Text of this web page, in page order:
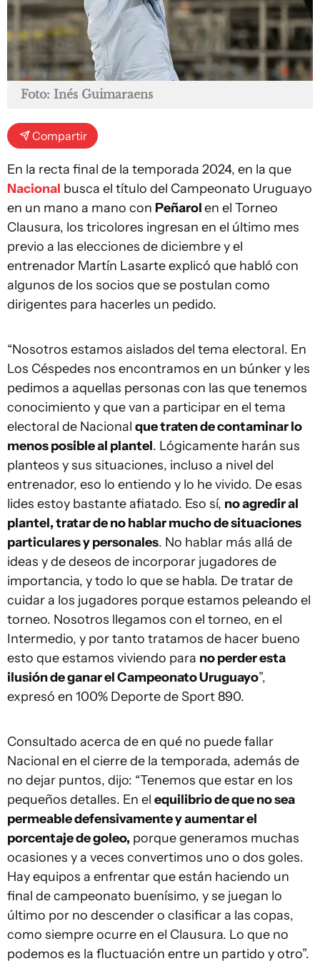
Foto: Inés Guimaraens
Compartir
En la recta final de la temporada 2024, en la que
Nacional busca el título del Campeonato Uruguayo
en un mano a mano con Peñarolen el Torneo
Clausura, los tricolores ingresan en el último mes
previo a las elecciones de diciembre y el
entrenador Martín Lasarte explicó que habló con
algunos de los socios que se postulan como
dirigentes para hacerles un pedido.
“Nosotros estamos aislados del tema electoral. En
Los Céspedes nos encontramos en un búnker y les
pedimos a aquellas personas con las que tenemos
conocimiento y que van a participar en el tema
electoral de Nacional que traten de contaminar lo
menos posible al plantel. Lógicamente harán sus
planteos y sus situaciones, incluso a nivel del
entrenador, eso lo entiendo y lo he vivido. De esas
lides estoy bastante afiatado. Eso sí, no agredir al
plantel, tratar de no hablar mucho de situaciones
particulares y personales. No hablar más allá de
ideas y de deseos de incorporar jugadores de
importancia, y todo lo que se habla. De tratar de
cuidar a los jugadores porque estamos peleando el
torneo. Nosotros llegamos con el torneo, en el
Intermedio, y por tanto tratamos de hacer bueno
esto que estamos viviendo para no perder esta
ilusión de ganar el Campeonato Uruguayo”,
expresó en 100% Deporte de Sport 890.
Consultado acerca de en qué no puede fallar
Nacional en el cierre de la temporada, además de
no dejar puntos, dijo: “Tenemos que estar en los
pequeños detalles. En el equilibrio de que no sea
permeable defensivamente y aumentar el
porcentaje de goleo, porque generamos muchas
ocasiones y a veces convertimos uno o dos goles.
Hay equipos a enfrentar que están haciendo un
final de campeonato buenísimo, y se juegan lo
último por no descender o clasificar a las copas,
como siempre ocurre en el Clausura. Lo que no
podemos es la fluctuación entre un partido y otro”.